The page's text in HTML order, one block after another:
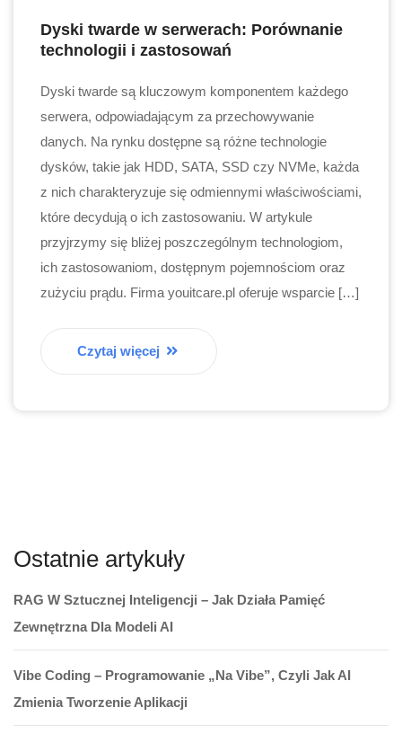
Dyski twarde w serwerach: Porównanie
technologii i zastosowań
Dyski twarde są kluczowym komponentem każdego
serwera, odpowiadającym za przechowywanie
danych. Na rynku dostępne są różne technologie
dysków, takie jak HDD, SATA, SSD czy NVMe, każda
z nich charakteryzuje się odmiennymi właściwościami,
które decydują o ich zastosowaniu. W artykule
przyjrzymy się bliżej poszczególnym technologiom,
ich zastosowaniom, dostępnym pojemnościom oraz
zużyciu prądu. Firma youitcare.pl oferuje wsparcie […]
Czytaj więcej
Ostatnie artykuły
RAG W Sztucznej Inteligencji – Jak Działa Pamięć
Zewnętrzna Dla Modeli AI
Vibe Coding – Programowanie „na Vibe”, Czyli Jak AI
Zmienia Tworzenie Aplikacji